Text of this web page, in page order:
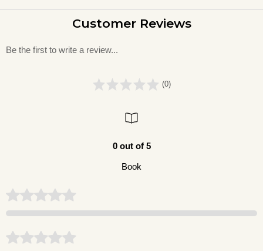
Customer Reviews
Be the first to write a review...
(0)
0 out of 5
Book